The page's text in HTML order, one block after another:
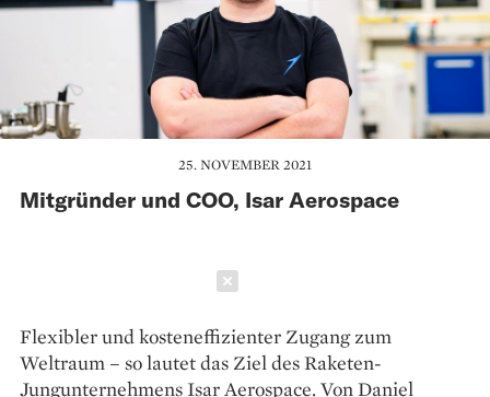
25. NOVEMBER 2021
Mitgründer und COO, Isar Aerospace
Flexibler und kosteneffizienter Zugang zum
Weltraum – so lautet das Ziel des Raketen-
Jungunternehmens Isar Aerospace. Von Daniel